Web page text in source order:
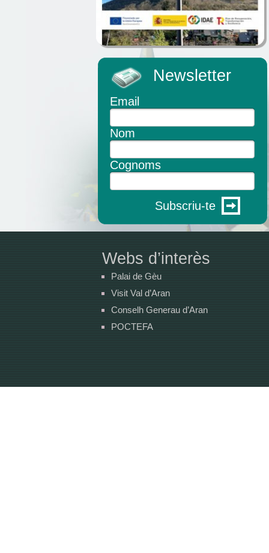
Newsletter
Email
Nom
Cognoms
Subscriu-te
Webs d’interès
Palai de Gèu
Visit Val d’Aran
Conselh Generau d’Aran
POCTEFA